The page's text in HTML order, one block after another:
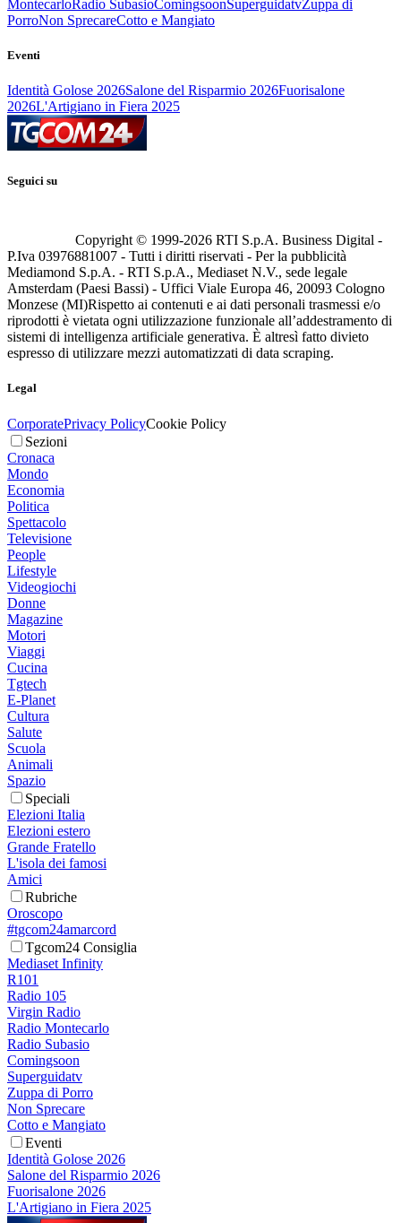
MontecarloRadio SubasioComingsoonSuperguidatvZuppa di
PorroNon SprecareCotto e Mangiato
Eventi
Identità Golose 2026Salone del Risparmio 2026Fuorisalone
2026L'Artigiano in Fiera 2025
Seguici su
Copyright © 1999-2026 RTI S.p.A. Business Digital -
P.Iva 03976881007 - Tutti i diritti riservati - Per la pubblicità
Mediamond S.p.A. - RTI S.p.A., Mediaset N.V., sede legale
Amsterdam (Paesi Bassi) - Uffici Viale Europa 46, 20093 Cologno
Monzese (MI)Rispetto ai contenuti e ai dati personali trasmessi e/o
riprodotti è vietata ogni utilizzazione funzionale all’addestramento di
sistemi di intelligenza artificiale generativa. È altresì fatto divieto
espresso di utilizzare mezzi automatizzati di data scraping.
Legal
CorporatePrivacy PolicyCookie Policy
Sezioni
Cronaca
Mondo
Economia
Politica
Spettacolo
Televisione
People
Lifestyle
Videogiochi
Donne
Magazine
Motori
Viaggi
Cucina
Tgtech
E-Planet
Cultura
Salute
Scuola
Animali
Spazio
Speciali
Elezioni Italia
Elezioni estero
Grande Fratello
L'isola dei famosi
Amici
Rubriche
Oroscopo
#tgcom24amarcord
Tgcom24 Consiglia
Mediaset Infinity
R101
Radio 105
Virgin Radio
Radio Montecarlo
Radio Subasio
Comingsoon
Superguidatv
Zuppa di Porro
Non Sprecare
Cotto e Mangiato
Eventi
Identità Golose 2026
Salone del Risparmio 2026
Fuorisalone 2026
L'Artigiano in Fiera 2025